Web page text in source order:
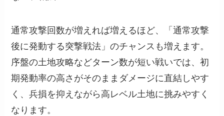
通常攻撃回数が増えれば増えるほど、「通常攻撃
後に発動する突撃戦法」のチャンスも増えます。
序盤の土地攻略などターン数が短い戦いでは、初
期発動率の高さがそのままダメージに直結しやす
く、兵損を抑えながら高レベル土地に挑みやすく
なります。